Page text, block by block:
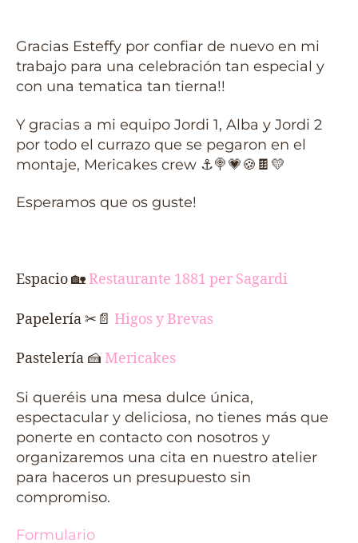
Gracias Esteffy por confiar de nuevo en mi
trabajo para una celebración tan especial y
con una tematica tan tierna!!
Y gracias a mi equipo Jordi 1, Alba y Jordi 2
por todo el currazo que se pegaron en el
montaje, Mericakes crew ⚓🍭💗🍪🍫💛
Esperamos que os guste!
Espacio🏡Restaurante 1881 per Sagardi
Papelería ✂📄 Higos y Brevas
Pastelería 🍰 Mericakes
Si queréis una mesa dulce única,
espectacular y deliciosa, no tienes más que
ponerte en contacto con nosotros y
organizaremos una cita en nuestro atelier
para haceros un presupuesto sin
compromiso.
Formulario